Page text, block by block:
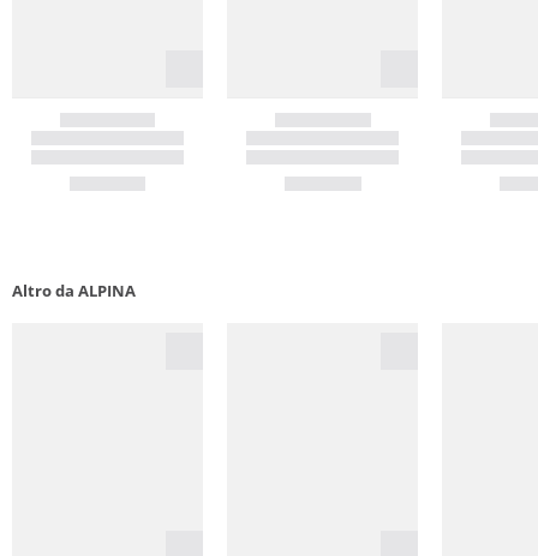
Altro da ALPINA